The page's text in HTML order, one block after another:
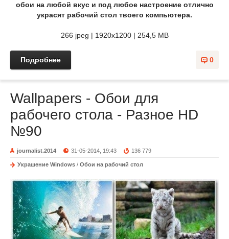
обои на любой вкус и под любое настроение отлично
украсят рабочий стол твоего компьютера.
266 jpeg | 1920x1200 | 254,5 MB
0
Подробнее
Wallpapers - Обои для
рабочего стола - Разное HD
№90
journalist.2014 31-05-2014, 19:43 136 779
Украшение Windows / Обои на рабочий стол